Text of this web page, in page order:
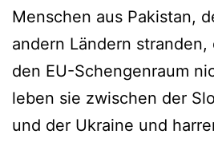
Menschen aus Pakistan,
andern Ländern
den EU-Schengenraum
leben sie zwischen der
und der Ukraine und